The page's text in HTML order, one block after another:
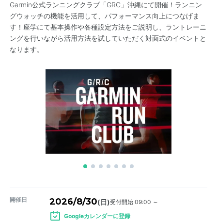
Garmin公式ランニングクラブ「GRC」沖縄にて開催！ランニン
グウォッチの機能を活用して、パフォーマンス向上につなげま
す！座学にて基本操作や各種設定方法をご説明し、ラントレーニ
ングを行いながら活用方法を試していただく対面式のイベントと
なります。
開催日 2026/8/30(日)受付開始 09:00 ～
Googleカレンダーに登録